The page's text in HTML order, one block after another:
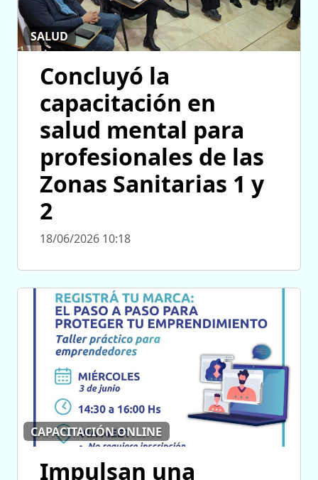
SALUD
Concluyó la
capacitación en
salud mental para
profesionales de las
Zonas Sanitarias 1 y
2
18/06/2026 10:18
CAPACITACIÓN ONLINE
Impulsan una